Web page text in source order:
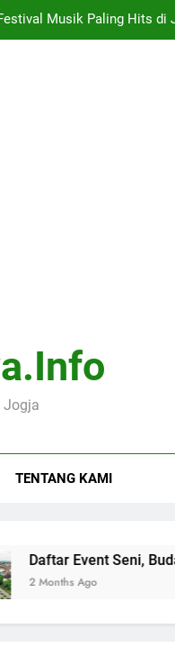
Musik Paling Hits
Jogja
TENTANG KAMI
Seni, Budaya, dan